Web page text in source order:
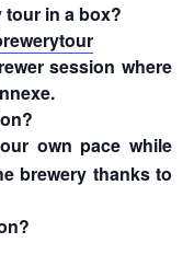
tour in a box?
session where
own pace while
brewery thanks to